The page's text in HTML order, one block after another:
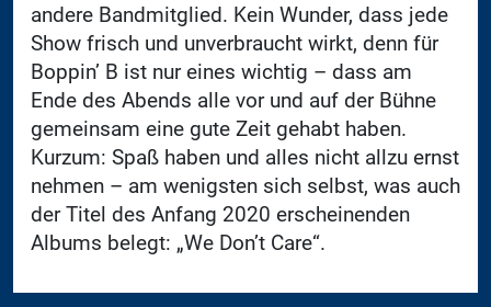
andere Bandmitglied. Kein Wunder, dass jede
Show frisch und unverbraucht wirkt, denn für
Boppin’ B ist nur eines wichtig – dass am
Ende des Abends alle vor und auf der Bühne
gemeinsam eine gute Zeit gehabt haben.
Kurzum: Spaß haben und alles nicht allzu ernst
nehmen – am wenigsten sich selbst, was auch
der Titel des Anfang 2020 erscheinenden
Albums belegt: „We Don’t Care“.